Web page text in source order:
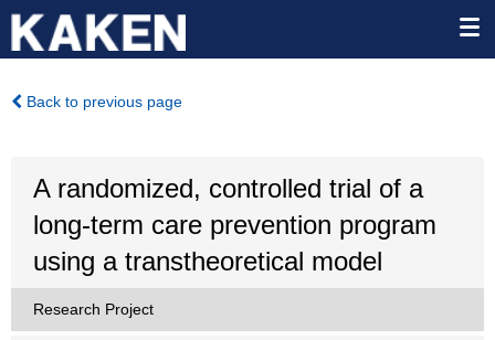
Back to previous page
A randomized, controlled trial of a
long-term care prevention program
using a transtheoretical model
Research Project